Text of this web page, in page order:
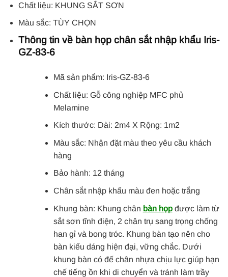
Chất liệu: KHUNG SẮT SƠN
Màu sắc: TÙY CHỌN
Thông tin về bàn họp chân sắt nhập khẩu Iris-
GZ-83-6
Mã sản phẩm: Iris-GZ-83-6
Chất liệu: Gỗ công nghiệp MFC phủ
Melamine
Kích thước: Dài: 2m4 X Rộng: 1m2
Màu sắc: Nhận đặt màu theo yêu cầu khách
hàng
Bảo hành: 12 tháng
Chân sắt nhập khẩu màu đen hoặc trắng
Khung bàn: Khung chân bàn họpđược làm từ
sắt sơn tĩnh điện, 2 chân trụ sang trọng chống
han gỉ và bong tróc. Khung bàn tạo nên cho
bàn kiểu dáng hiện đại, vững chắc. Dưới
khung bàn có đế chân nhựa chịu lực giúp hạn
chế tiếng ồn khi di chuyển và tránh làm trầy